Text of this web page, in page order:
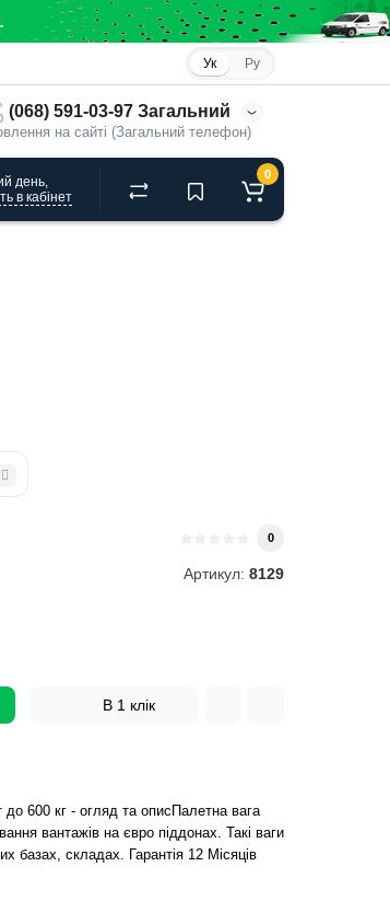
Ук Ру
(068) 591-03-97 Загальний
на сайті (Загальний телефон)
день,
в кабінет
0
600 кг
0
Артикул: 8129
В 1 клік
600 кг - огляд та описПалетна вага
вантажів на євро піддонах. Такі ваги
базах, складах. Гарантія 12 Місяців